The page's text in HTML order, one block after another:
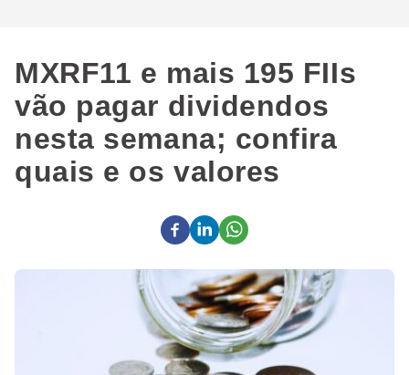
MXRF11 e mais 195 FIIs
vão pagar dividendos
nesta semana; confira
quais e os valores